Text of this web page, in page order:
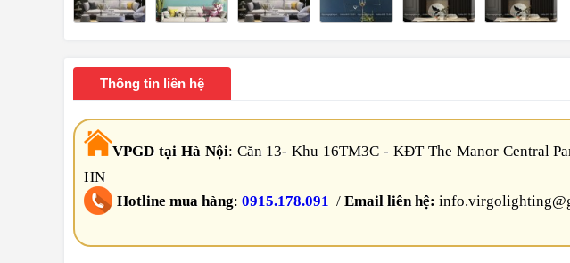
Thông tin liên hệ
VPGD tại Hà Nội: Căn 13- Khu 16TM3C - KĐT The Manor Central
HN
Hotline mua hàng: 0915.178.091 / Email liên hệ: